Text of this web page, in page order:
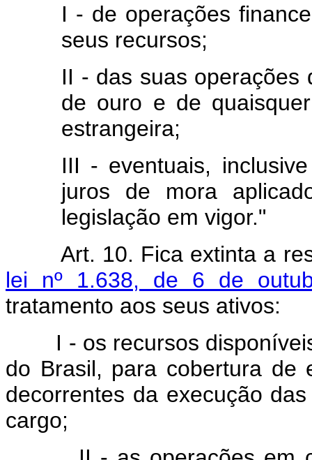
I - de operações
seus recursos;
II - das suas operações
de ouro e de
estrangeira;
III - eventuais,
juros de mora
legislação em vigor."
Art. 10. Fica extinta a
lei nº 1.638, de 6 de
tratamento aos seus ativos:
I - os recursos disponíveis
do Brasil, para cobertura de
decorrentes da execução
cargo;